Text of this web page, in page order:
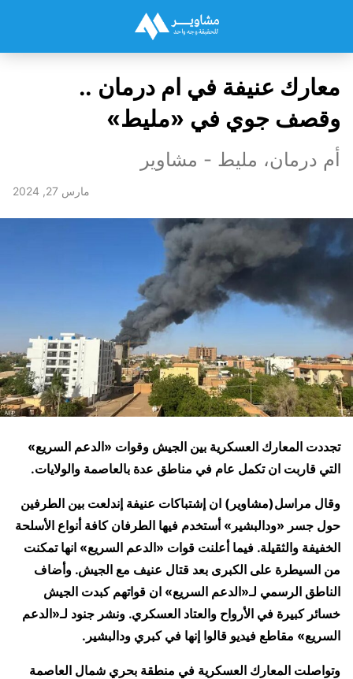
معارك عنيفة في ام درمان ..
وقصف جوي في «مليط»
أم درمان، مليط - مشاوير
مارس 27, 2024
تجددت المعارك العسكرية بين الجيش وقوات «الدعم السريع»
التي قاربت ان تكمل عام في مناطق عدة بالعاصمة والولايات.
وقال مراسل(مشاوير) ان إشتباكات عنيفة إندلعت بين الطرفين
حول جسر «ودالبشير» أستخدم فيها الطرفان كافة أنواع الأسلحة
الخفيفة والثقيلة. فيما أعلنت قوات «الدعم السريع» انها تمكنت
من السيطرة على الكبرى بعد قتال عنيف مع الجيش. وأضاف
الناطق الرسمي لـ«الدعم السريع» ان قواتهم كبدت الجيش
خسائر كبيرة في الأرواح والعتاد العسكري. ونشر جنود لـ«الدعم
السريع» مقاطع فيديو قالوا إنها في كبري ودالبشير.
وتواصلت المعارك العسكرية في منطقة بحري شمال العاصمة